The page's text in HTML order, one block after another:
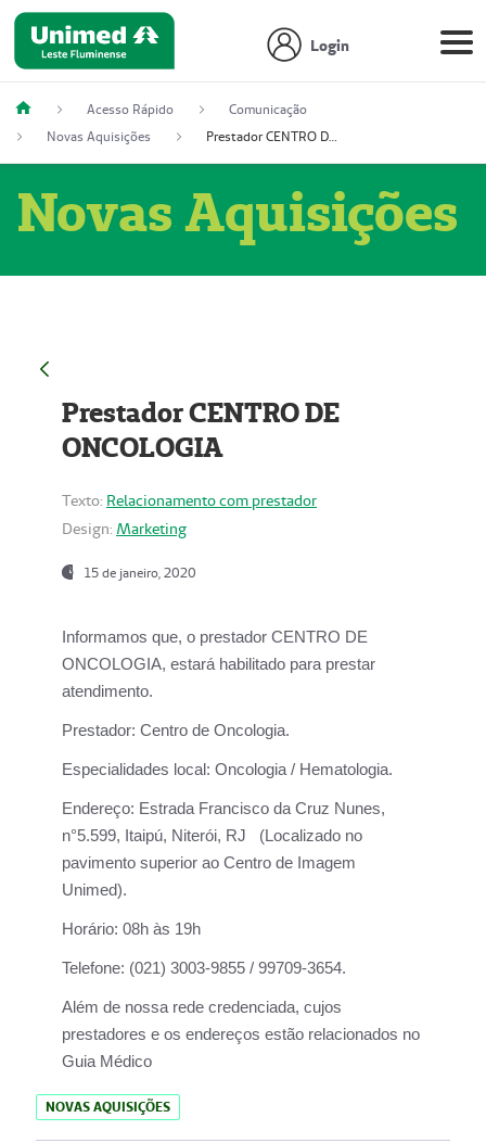
Login
Acesso Rápido
Comunicação
Novas Aquisições
Prestador CENTRO DE ONCOLOGIA
Novas Aquisições
Prestador CENTRO DE
ONCOLOGIA
Texto: Relacionamento com prestador
Design: Marketing
15 de janeiro, 2020
Informamos que, o prestador CENTRO DE
ONCOLOGIA, estará habilitado para prestar
atendimento.
Prestador: Centro de Oncologia.
Especialidades local: Oncologia / Hematologia.
Endereço: Estrada Francisco da Cruz Nunes,
n°5.599, Itaipú, Niterói, RJ (Localizado no
pavimento superior ao Centro de Imagem
Unimed).
Horário: 08h às 19h
Telefone: (021) 3003-9855 / 99709-3654.
Além de nossa rede credenciada, cujos
prestadores e os endereços estão relacionados no
Guia Médico
NOVAS AQUISIÇÕES